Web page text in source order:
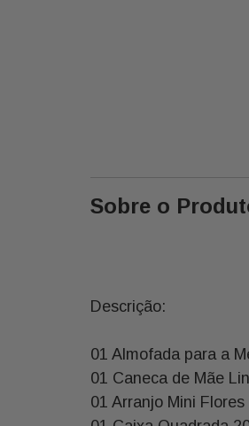
Sobre o
Descrição:
01 Almofada para a
01 Caneca de Mãe
01 Arranjo Mini Flores